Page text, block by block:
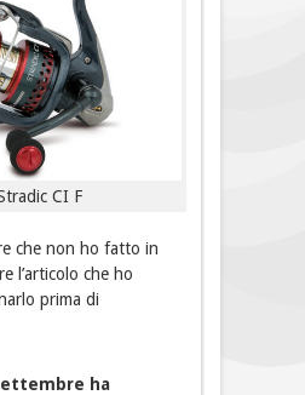
CI F
che non ho fatto in
l’articolo che ho
prima di
ha